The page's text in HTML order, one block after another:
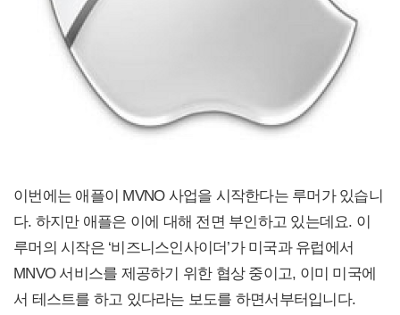
이번에는 애플이 MVNO 사업을 시작한다는 루머가 있습니
다. 하지만 애플은 이에 대해 전면 부인하고 있는데요. 이
루머의 시작은 ‘비즈니스인사이더’가 미국과 유럽에서
MNVO 서비스를 제공하기 위한 협상 중이고, 이미 미국에
서 테스트를 하고 있다라는 보도를 하면서부터입니다.